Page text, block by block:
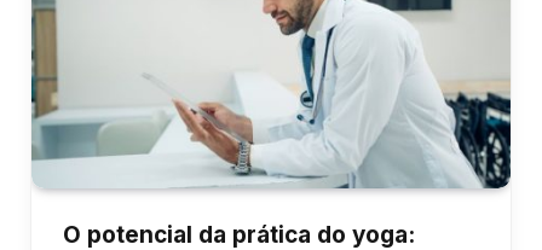
O potencial da prática do yoga: